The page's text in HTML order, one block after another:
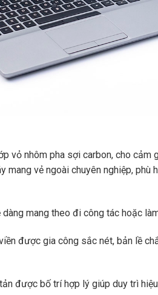
vỏ nhôm pha sợi carbon, cho cảm
mang vẻ ngoài chuyên nghiệp, phù
dàng mang theo đi công tác hoặc
được gia công sắc nét, bản lề
được bố trí hợp lý giúp duy trì